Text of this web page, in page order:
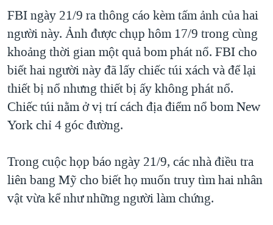
QUAN HỆ VIỆT MỸ
FBI ngày 21/9 ra thông cáo kèm tấm ảnh của hai
người này. Ảnh được chụp hôm 17/9 trong cùng
khoảng thời gian một quả bom phát nổ. FBI cho
biết hai người này đã lấy chiếc túi xách và để lại
thiết bị nổ nhưng thiết bị ấy không phát nổ.
Chiếc túi nằm ở vị trí cách địa điểm nổ bom New
York chỉ 4 góc đường.
Trong cuộc họp báo ngày 21/9, các nhà điều tra
liên bang Mỹ cho biết họ muốn truy tìm hai nhân
vật vừa kể như những người làm chứng.